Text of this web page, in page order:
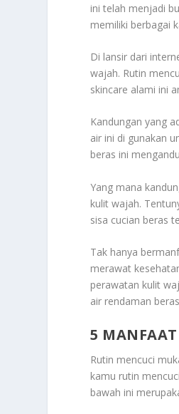
ini telah menjadi
memiliki berbagai
Di lansir dari
wajah. Rutin
skincare alami ini
Kandungan yang
air ini di gunakan
beras ini
Yang mana
kulit wajah.
sisa cucian beras
Tak hanya
merawat
perawatan kulit
air rendaman
5
Rutin mencuci
kamu rutin
bawah ini